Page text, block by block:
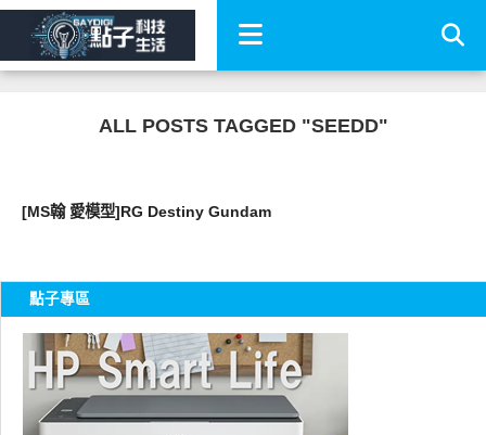
ALL POSTS TAGGED "SEEDD"
[MS翰 愛模型]RG Destiny Gundam
點子專區